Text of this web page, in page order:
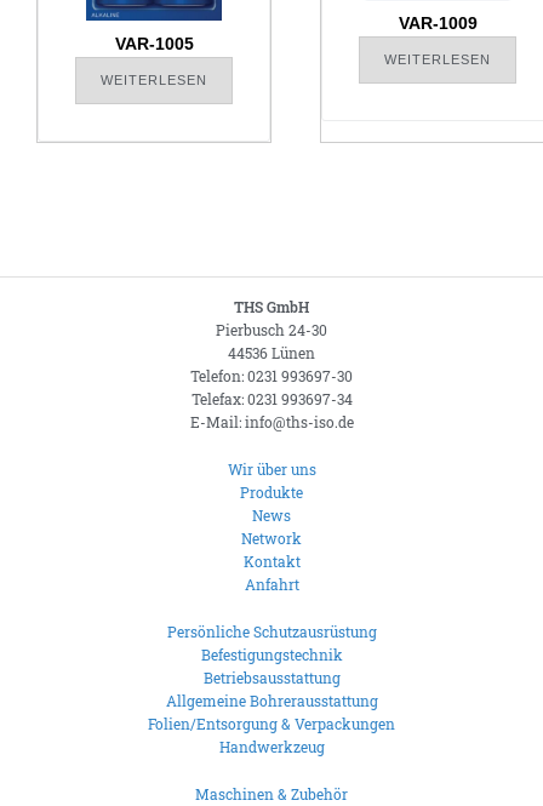
VAR-1005
WEITERLESEN
VAR-1009
WEITERLESEN
THS GmbH
Pierbusch 24-30
44536 Lünen
Telefon: 0231 993697-30
Telefax: 0231 993697-34
E-Mail: info@ths-iso.de
Wir über uns
Produkte
News
Network
Kontakt
Anfahrt
Persönliche Schutzausrüstung
Befestigungstechnik
Betriebsausstattung
Allgemeine Bohrerausstattung
Folien/Entsorgung & Verpackungen
Handwerkzeug
Maschinen & Zubehör